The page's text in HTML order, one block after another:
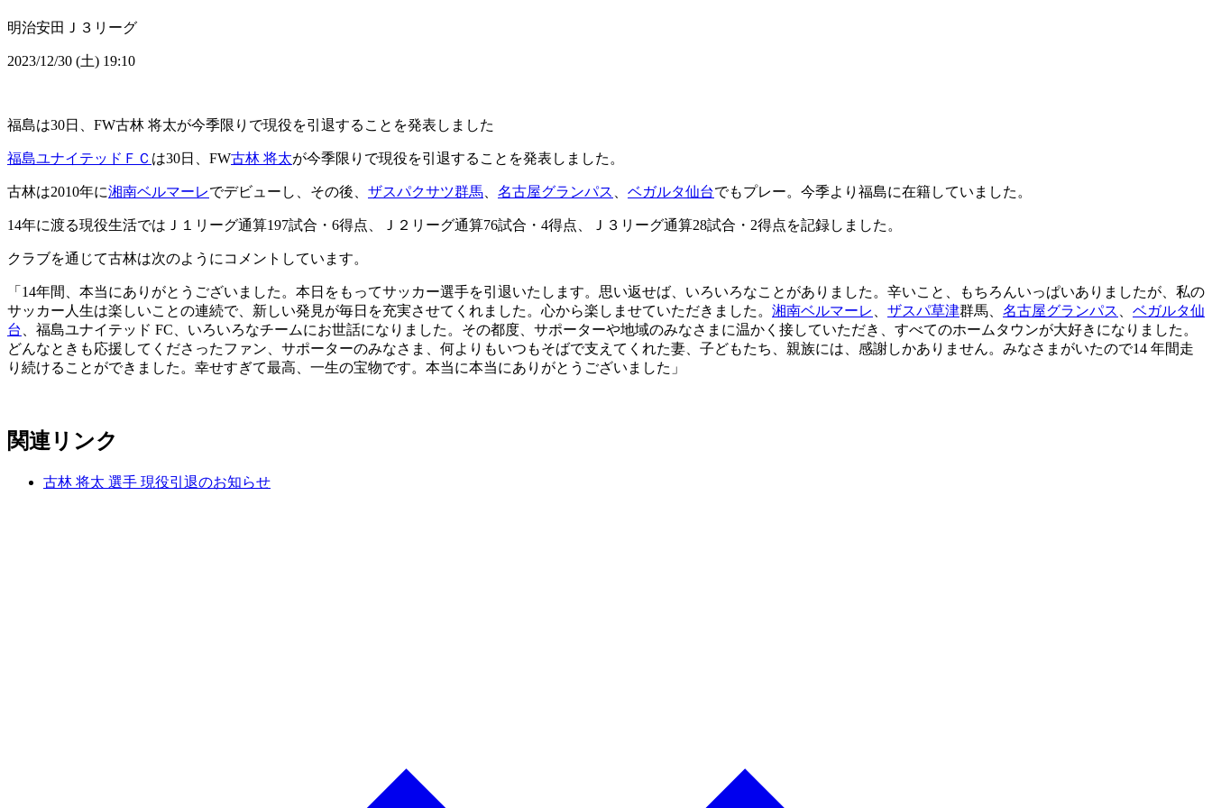
明治安田Ｊ３リーグ
2023/12/30 (土) 19:10
福島は30日、FW古林 将太が今季限りで現役を引退することを発表しました
福島ユナイテッドＦＣ は30日、FW古林 将太が今季限りで現役を引退することを発表しました。
古林は2010年に湘南ベルマーレでデビューし、その後、 ザスパクサツ群馬 名古屋グランパス ベガルタ仙台でもプレー。今季より福島に在籍していました。
14年に渡る現役生活ではＪ１リーグ通算197試合・6得点、Ｊ２リーグ通算76試合・4得点、Ｊ３リーグ通算28試合・2得点を記録しました。
クラブを通じて古林は次のようにコメントしています。
「14年間、本当にありがとうございました。本日をもってサッカー選手を引退いたします。思い返せば、いろいろなことがありました。辛いこと、もちろんいっぱいありましたが、私の
サッカー人生は楽しいことの連続で、新しい発見が毎日を充実させてくれました。心から楽しませていただきました。 湘南ベルマーレ ザスパ草津群馬、 名古屋グランパス
ベガルタ仙
台
、福島ユナイテッド FC、いろいろなチームにお世話になりました。その都度、サポーターや地域のみなさまに温かく接していただき、すべてのホームタウンが大好きになりました。
どんなときも応援してくださったファン、サポーターのみなさま、何よりもいつもそばで支えてくれた妻、子どもたち、親族には、感謝しかありません。みなさまがいたので14 年間走
り続けることができました。幸せすぎて最高、一生の宝物です。本当に本当にありがとうございました」
関連リンク
古林 将太 選手 現役引退のお知らせ